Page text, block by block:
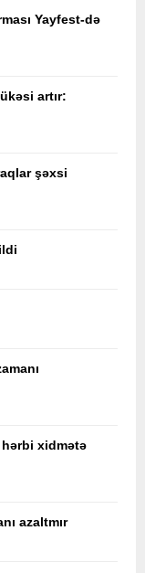
Yayfest-də
artır:
şəxsi
hərbi xidmətə
azaltmır